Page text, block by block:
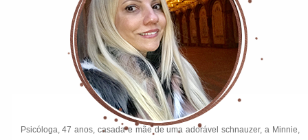
Psicóloga, 47 anos, casada e mãe de uma adorável schnauzer, a Minnie,